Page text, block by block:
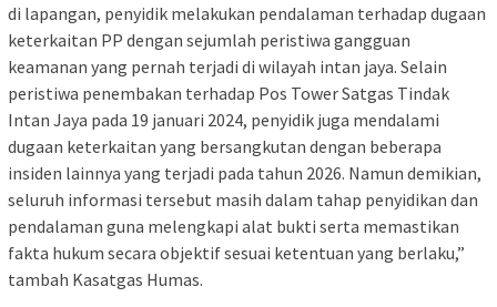
di lapangan, penyidik melakukan pendalaman terhadap dugaan
keterkaitan PP dengan sejumlah peristiwa gangguan
keamanan yang pernah terjadi di wilayah intan jaya. Selain
peristiwa penembakan terhadap Pos Tower Satgas Tindak
Intan Jaya pada 19 januari 2024, penyidik juga mendalami
dugaan keterkaitan yang bersangkutan dengan beberapa
insiden lainnya yang terjadi pada tahun 2026. Namun demikian,
seluruh informasi tersebut masih dalam tahap penyidikan dan
pendalaman guna melengkapi alat bukti serta memastikan
fakta hukum secara objektif sesuai ketentuan yang berlaku,”
tambah Kasatgas Humas.